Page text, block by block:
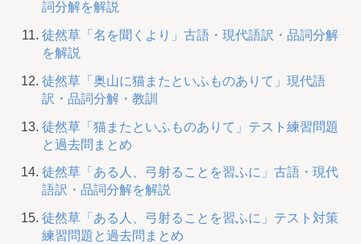
詞分解を解説
徒然草「名を聞くより」古語・現代語訳・品詞分解
を解説
徒然草「奥山に猫またといふものありて」現代語
訳・品詞分解・教訓
徒然草「猫またといふものありて」テスト練習問題
と過去問まとめ
徒然草「ある人、弓射ることを習ふに」古語・現代
語訳・品詞分解を解説
徒然草「ある人、弓射ることを習ふに」テスト対策
練習問題と過去問まとめ